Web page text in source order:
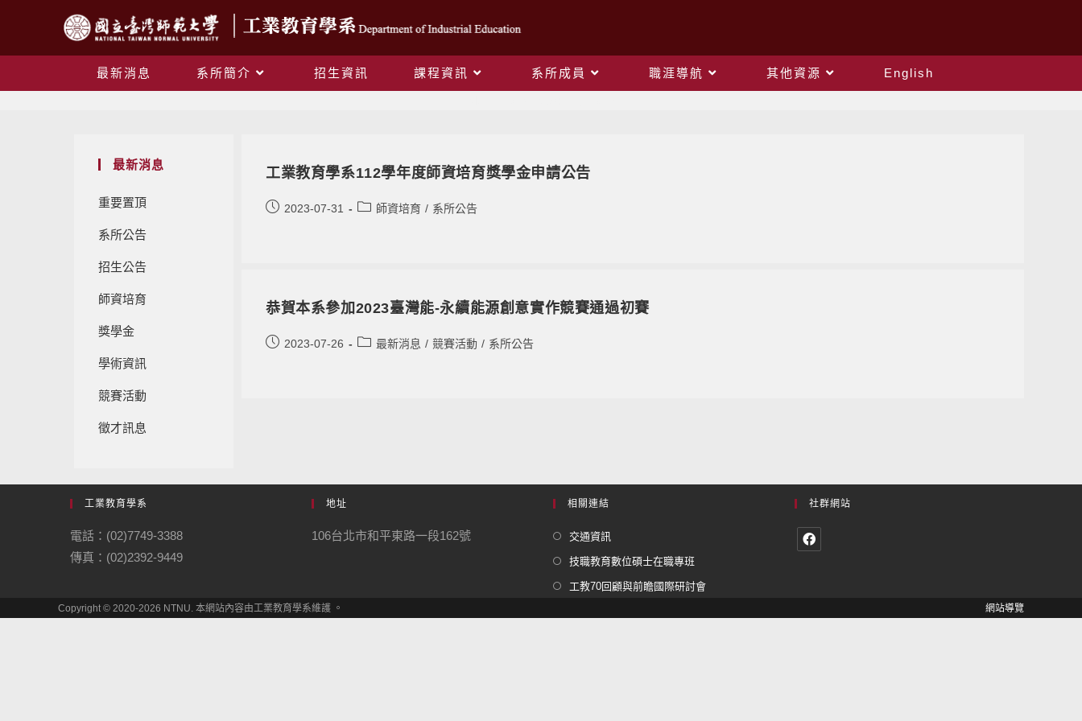
最新消息 系所簡介 招生資訊 課程資訊 系所成員 職涯導航 其他資源
English
最新消息
重要置頂
系所公告
招生公告
師資培育
獎學金
學術資訊
競賽活動
徵才訊息
工業教育學系112學年度師資培育獎學金申請公告
2023-07-31 師資培育 / 系所公告
恭賀本系參加2023臺灣能-永續能源創意實作競賽通過初賽
2023-07-26 最新消息 / 競賽活動 / 系所公告
工業教育學系
電話：(02)7749-3388
傳真：(02)2392-9449
地址
106台北市和平東路一段162號
相關連結
交通資訊
技職教育數位碩士在職專班
工教70回顧與前瞻國際研討會
社群網站
網站導覽
Copyright © 2020-2026 NTNU. 本網站內容由工業教育學系維護 。